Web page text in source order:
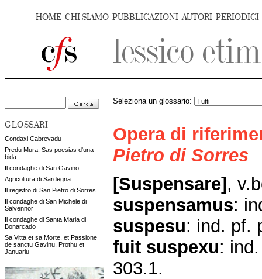
HOME CHI SIAMO PUBBLICAZIONI AUTORI PERIODICI
GLOSSARI
Condaxi Cabrevadu
Predu Mura. Sas poesias d'una
bida
Il condaghe di San Gavino
Agricoltura di Sardegna
Il registro di San Pietro di Sorres
Il condaghe di San Michele di
Salvennor
Il condaghe di Santa Maria di
Bonarcado
Sa Vitta et sa Morte, et Passione
de sanctu Gavinu, Prothu et
Januariu
Seleziona un glossario:
Opera di
Pietro di Sorres
[Suspensare] ,
suspensamus:
suspesu: ind. pf.
fuit suspexu:
303.1.